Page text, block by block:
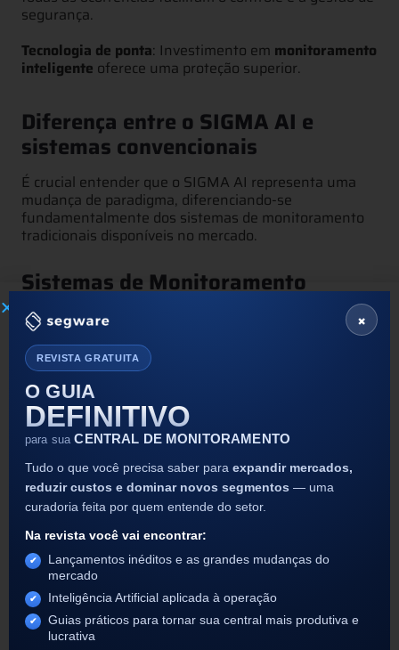
segurança.
Tecnologia de ponta: Investimento em monitoramento
inteligente oferece uma proteção superior.
Diferença entre o SIGMA AI e
sistemas convencionais
É crucial entender que o SIGMA AI representa uma
mudança de paradigma, diferenciando-se
fundamentalmente dos sistemas de monitoramento
tradicionais disponíveis no mercado.
Sistemas de Monitoramento
Convencionais
Os sistemas tradicionais dependem de protocolos e
respostas reativas:
Processamento reativo
que o operador valide manualmente a
ocorrência.
Decisão humana : A tomada de decisão (ligar,
enviar viatura, descartar) depende totalmente da
interpretação do operador.
Foco na quantidade: Tratam todos os eventos
com o mesmo peso, aumentando a incidência de
alarmes falsos.
Trabalho manual: Aumentam a carga de
trabalho do operador com verificações
repetitivas.
Visão Pós-Fato: A análise sobre o evento só
ocorre após a sua conclusão.
×
REVISTA GRATUITA
O GUIA
DEFINITIVO
para sua CENTRAL DE MONITORAMENTO
Tudo o que você precisa saber para expandir mercados,
reduzir custos e dominar novos segmentos — uma
curadoria feita por quem entende do setor.
Na revista você vai encontrar:
Lançamentos inéditos e as grandes mudanças do
mercado
Inteligência Artificial aplicada à operação
Guias práticos para tornar sua central mais produtiva e
lucrativa